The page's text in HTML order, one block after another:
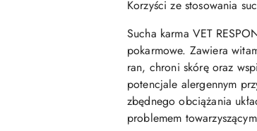
Korzyści ze stosowania
Sucha karma VET
pokarmowe. Zawiera
ran, chroni skórę oraz
potencjale alergennym
zbędnego obciążania
problemem